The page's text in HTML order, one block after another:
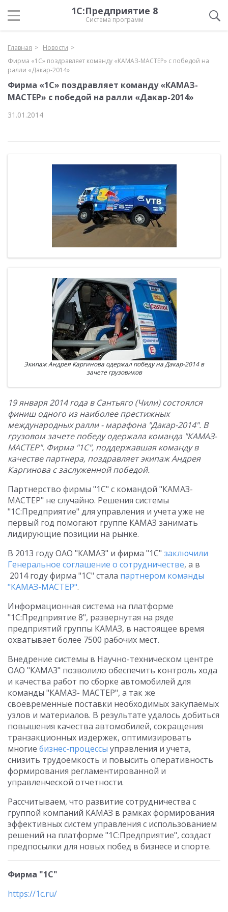
1С:Предприятие 8
Система программ
Главная
Новости
Фирма «1С» поздравляет команду «КАМАЗ-МАСТЕР» с победой на
ралли «Дакар-2014»
Фирма «1С» поздравляет команду «КАМАЗ-
МАСТЕР» с победой на ралли «Дакар-2014»
31.01.2014
Экипаж Андрея Каргинова одержал победу на Дакар-2014 в
зачете грузовиков
19 января 2014 года в Сантьяго (Чили) состоялся
финиш одного из наиболее престижных
международных ралли - марафона "Дакар-2014". В
грузовом зачете победу одержала команда "КАМАЗ-
МАСТЕР". Фирма "1С", поддержавшая команду в
качестве партнера, поздравляет экипаж Андрея
Каргинова с заслуженной победой.
Партнерство фирмы "1С" с командой "КАМАЗ-
МАСТЕР" не случайно. Решения системы
"1С:Предприятие" для управления и учета уже не
первый год помогают группе КАМАЗ занимать
лидирующие позиции на рынке.
В 2013 году ОАО "КАМАЗ" и фирма "1С" заключили
Генеральное соглашение о сотрудничестве, а в
2014 году фирма "1С" стала партнером команды
"КАМАЗ-МАСТЕР".
Информационная система на платформе
"1С:Предприятие 8", развернутая на ряде
предприятий группы КАМАЗ, в настоящее время
охватывает более 7500 рабочих мест.
Внедрение системы в Научно-техническом центре
ОАО "КАМАЗ" позволило обеспечить контроль хода
и качества работ по сборке автомобилей для
команды "КАМАЗ- МАСТЕР", а так же
своевременные поставки необходимых закупаемых
узлов и материалов. В результате удалось добиться
повышения качества автомобилей, сокращения
транзакционных издержек, оптимизировать
многие бизнес-процессы управления и учета,
снизить трудоемкость и повысить оперативность
формирования регламентированной и
управленческой отчетности.
Рассчитываем, что развитие сотрудничества с
группой компаний КАМАЗ в рамках формирования
эффективных систем управления с использованием
решений на платформе "1С:Предприятие", создаст
предпосылки для новых побед в бизнесе и спорте.
Фирма "1С"
https://1c.ru/